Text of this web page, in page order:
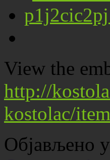
View the
http://
kostolac/
Објављено у